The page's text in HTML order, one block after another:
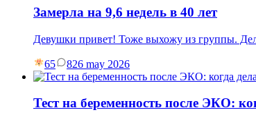
Замерла на 9,6 недель в 40 лет
Девушки привет! Тоже выхожу из группы.
65 826 may 2026
Тест на беременность после ЭКО: